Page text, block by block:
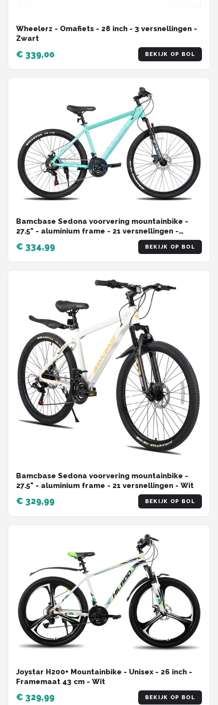
Wheelerz - Omafiets - 28 inch - 3 versnellingen -
Zwart
€ 339,00 BEKIJK OP BOL
Bamcbase Sedona voorvering mountainbike -
27.5" - aluminium frame - 21 versnellingen -
€ 334,99 BEKIJK OP BOL
Bamcbase Sedona voorvering mountainbike -
27.5" - aluminium frame - 21 versnellingen - Wit
€ 329,99 BEKIJK OP BOL
Joystar H200+ Mountainbike - Unisex - 26 inch -
Framemaat 43 cm - Wit
€ 329,99 BEKIJK OP BOL